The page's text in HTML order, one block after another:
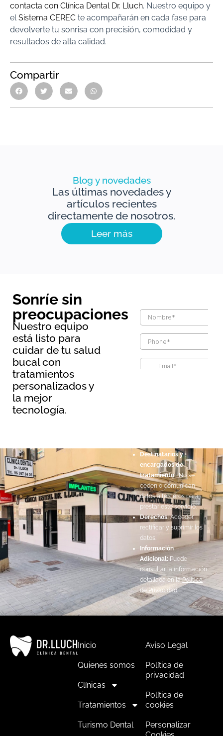
contacta con Clínica Dental Dr. Lluch. Nuestro equipo y
el Sistema CEREC te acompañarán en cada fase para
devolverte tu sonrisa con precisión, comodidad y
resultados de alta calidad.
Compartir
Blog y novedades
Las últimas novedades y
artículos recientes
directamente de nosotros.
Leer más
Destinatarios y
encargados de
tratamiento:No se
ceden o comunican
datos a terceros para
prestar este servicio.
Derechos:Acceder,
rectificar y suprimir los
datos.
Información
Adicional: Puede
consultar la información
detallada en laPolítica
de Privacidad.
Sonríe sin
preocupaciones
Nuestro equipo
está listo para
cuidar de tu salud
bucal con
tratamientos
personalizados y
la mejor
tecnología.
Inicio
Quienes somos
Clínicas
Tratamientos
Turismo Dental
Aviso Legal
Política de
privacidad
Política de
cookies
Personalizar